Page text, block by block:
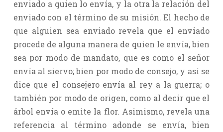
enviado a quien lo envía, y la otra la relación del
enviado con el término de su misión. El hecho de
que alguien sea enviado revela que el enviado
procede de alguna manera de quien le envía, bien
sea por modo de mandato, que es como el señor
envía al siervo; bien por modo de consejo, y así se
dice que el consejero envía al rey a la guerra; o
también por modo de origen, como al decir que el
árbol envía o emite la flor. Asimismo, revela una
referencia al término adonde se envía, bien